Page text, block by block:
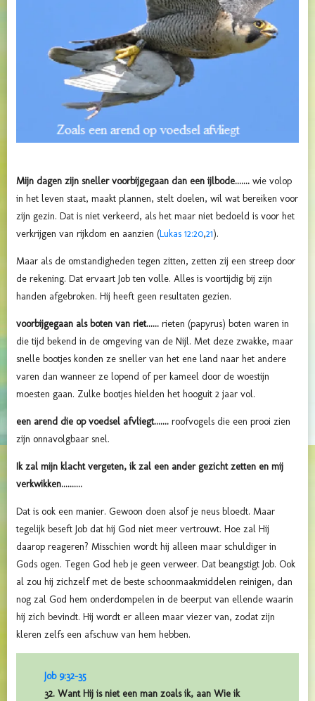
Mijn dagen zijn sneller voorbijgegaan dan een ijlbode....... wie volop
in het leven staat, maakt plannen, stelt doelen, wil wat bereiken voor
zijn gezin. Dat is niet verkeerd, als het maar niet bedoeld is voor het
verkrijgen van rijkdom en aanzien (Lukas 12:20,21).
Maar als de omstandigheden tegen zitten, zetten zij een streep door
de rekening. Dat ervaart Job ten volle. Alles is voortijdig bij zijn
handen afgebroken. Hij heeft geen resultaten gezien.
voorbijgegaan als boten van riet...... rieten (papyrus) boten waren in
die tijd bekend in de omgeving van de Nijl. Met deze zwakke, maar
snelle bootjes konden ze sneller van het ene land naar het andere
varen dan wanneer ze lopend of per kameel door de woestijn
moesten gaan. Zulke bootjes hielden het hooguit 2 jaar vol.
een arend die op voedsel afvliegt....... roofvogels die een prooi zien
zijn onnavolgbaar snel.
Ik zal mijn klacht vergeten, ik zal een ander gezicht zetten en mij
verkwikken..........
Dat is ook een manier. Gewoon doen alsof je neus bloedt. Maar
tegelijk beseft Job dat hij God niet meer vertrouwt. Hoe zal Hij
daarop reageren? Misschien wordt hij alleen maar schuldiger in
Gods ogen. Tegen God heb je geen verweer. Dat beangstigt Job. Ook
al zou hij zichzelf met de beste schoonmaakmiddelen reinigen, dan
nog zal God hem onderdompelen in de beerput van ellende waarin
hij zich bevindt. Hij wordt er alleen maar viezer van, zodat zijn
kleren zelfs een afschuw van hem hebben.
Job 9:32-35
32. Want Hij is niet een man zoals ik, aan Wie ik